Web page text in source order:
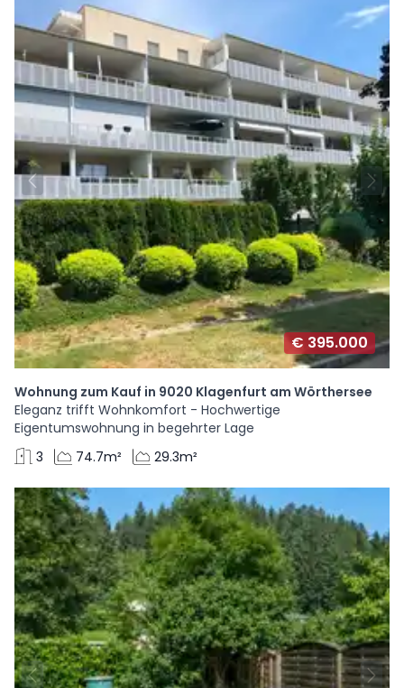
€ 395.000
Wohnung zum Kauf in 9020 Klagenfurt am Wörthersee
Eleganz trifft Wohnkomfort - Hochwertige
Eigentumswohnung in begehrter Lage
3
74.7m² 29.3m²